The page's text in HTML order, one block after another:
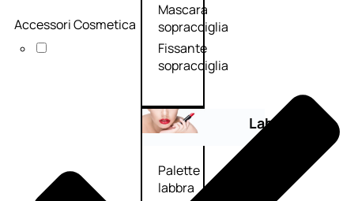
Mascara
sopracciglia
Fissante
sopracciglia
Labbra
Palette
labbra
Accessori Cosmetica